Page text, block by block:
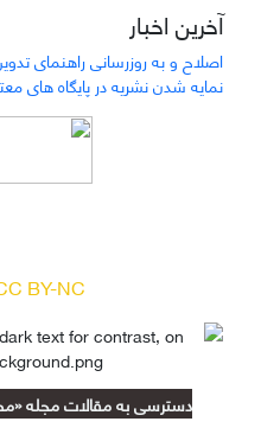
آخرین اخبار
اصلاح و به روزرسانی راهنمای
نمایه شدن نشریه در پایگاه های
BY-NC
دسترسی به مقالات مجله